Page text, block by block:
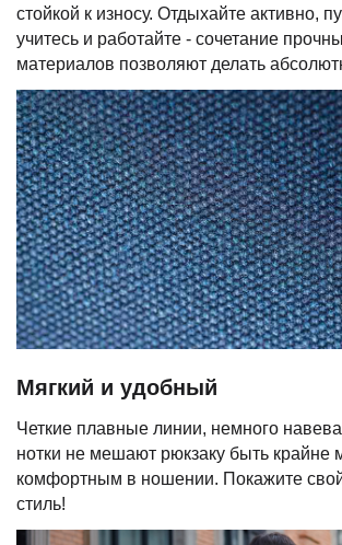
стойкой к износу. Отдыхайте активно,
учитесь и работайте - сочетание
материалов позволяют делать
Мягкий и удобный
Четкие плавные линии, немного
нотки не мешают рюкзаку быть крайне
комфортным в ношении. Покажите
стиль!